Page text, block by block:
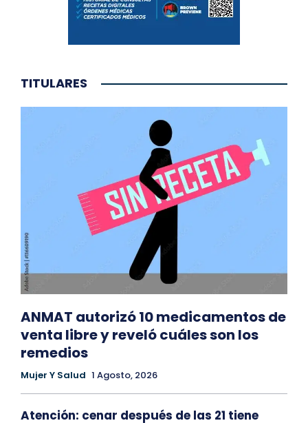
TITULARES
ANMAT autorizó 10 medicamentos de
venta libre y reveló cuáles son los
remedios
Mujer Y Salud 1 Agosto, 2026
Atención: cenar después de las 21 tiene